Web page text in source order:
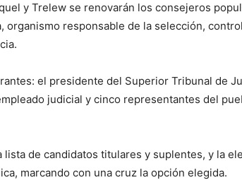
y Trelew se renovarán los consejeros
organismo responsable de la selección,
el presidente del Superior Tribunal de
judicial y cinco representantes del
de candidatos titulares y suplentes, y la
marcando con una cruz la opción elegida.